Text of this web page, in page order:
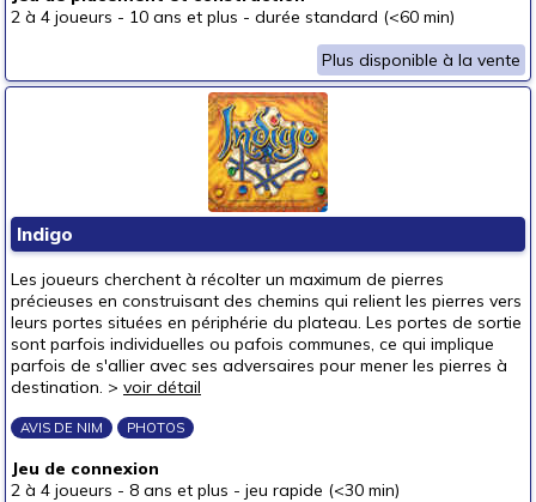
2 à 4 joueurs - 10 ans et plus - durée standard (<60 min)
Plus disponible à la vente
Indigo
Les joueurs cherchent à récolter un maximum de pierres
précieuses en construisant des chemins qui relient les pierres vers
leurs portes situées en périphérie du plateau. Les portes de sortie
sont parfois individuelles ou pafois communes, ce qui implique
parfois de s'allier avec ses adversaires pour mener les pierres à
destination. > voir détail
AVIS DE NIM PHOTOS
Jeu de connexion
2 à 4 joueurs - 8 ans et plus - jeu rapide (<30 min)